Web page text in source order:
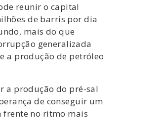
reunir o capital
de barris por dia
mais do que
generalizada
a produção de petróleo
a produção do pré-sal
de conseguir um
frente no ritmo mais